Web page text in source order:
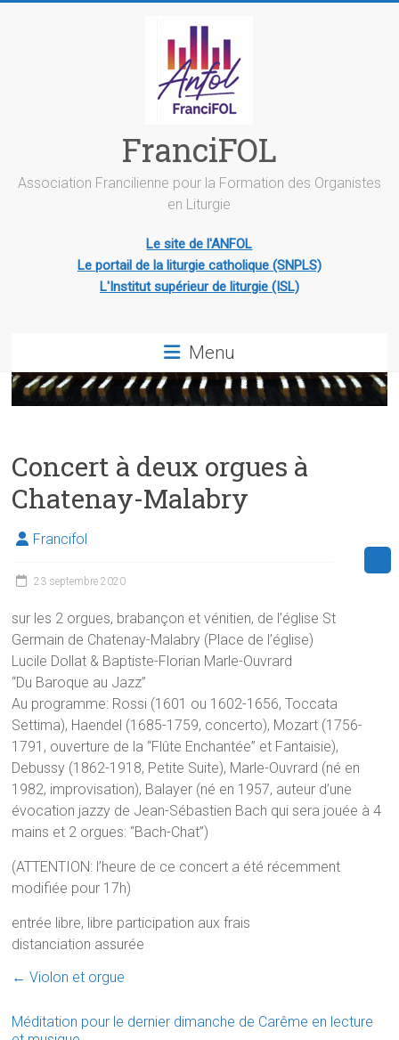
FranciFOL
Association Francilienne pour la Formation des Organistes
en Liturgie
Le site de l'ANFOL
Le portail de la liturgie catholique (SNPLS)
L'Institut supérieur de liturgie (ISL)
Menu
Concert à deux orgues à
Chatenay-Malabry
Francifol
23 septembre 2020
sur les 2 orgues, brabançon et vénitien, de l’église St
Germain de Chatenay-Malabry (Place de l’église)
Lucile Dollat & Baptiste-Florian Marle-Ouvrard
“Du Baroque au Jazz”
Au programme: Rossi (1601 ou 1602-1656, Toccata
Settima), Haendel (1685-1759, concerto), Mozart (1756-
1791, ouverture de la “Flûte Enchantée” et Fantaisie),
Debussy (1862-1918, Petite Suite), Marle-Ouvrard (né en
1982, improvisation), Balayer (né en 1957, auteur d’une
évocation jazzy de Jean-Sébastien Bach qui sera jouée à 4
mains et 2 orgues: “Bach-Chat”)
(ATTENTION: l’heure de ce concert a été récemment
modifiée pour 17h)
entrée libre, libre participation aux frais
distanciation assurée
← Violon et orgue
Méditation pour le dernier dimanche de Carême en lecture